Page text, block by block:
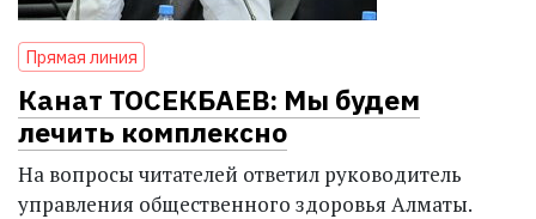
Прямая линия
Канат ТОСЕКБАЕВ: Мы будем
лечить комплексно
На вопросы читателей ответил руководитель
управления общественного здоровья Алматы.